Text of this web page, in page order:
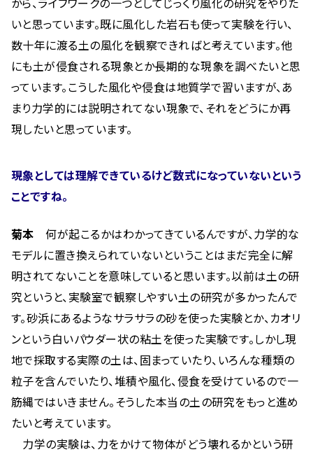
から、ライフワークの一つとしてじっくり風化の研究をやりた
いと思っています。既に風化した岩石も使って実験を行い、
数十年に渡る土の風化を観察できればと考えています。他
にも土が侵食される現象とか長期的な現象を調べたいと思
っています。こうした風化や侵食は地質学で習いますが、あ
まり力学的には説明されてない現象で、それをどうにか再
現したいと思っています。
現象としては理解できているけど数式になっていないという
ことですね。
菊本 何が起こるかはわかってきているんですが、力学的な
モデルに置き換えられていないということはまだ完全に解
明されてないことを意味していると思います。以前は土の研
究というと、実験室で観察しやすい土の研究が多かったんで
す。砂浜にあるようなサラサラの砂を使った実験とか、カオリ
ンという白いパウダー状の粘土を使った実験です。しかし現
地で採取する実際の土は、固まっていたり、いろんな種類の
粒子を含んでいたり、堆積や風化、侵食を受けているので一
筋縄ではいきません。そうした本当の土の研究をもっと進め
たいと考えています。
力学の実験は、力をかけて物体がどう壊れるかという研